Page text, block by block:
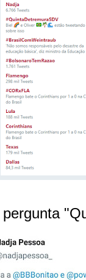
pergunta